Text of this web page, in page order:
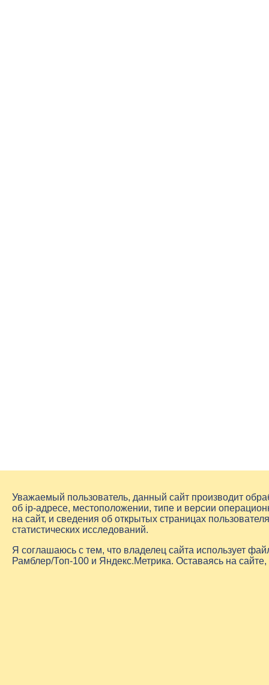
Уважаемый пользователь, данный сайт производит
об ip-адресе, местоположении, типе и версии
на сайт, и сведения об открытых страницах
статистических исследований.
Я соглашаюсь с тем, что владелец сайта использует
Рамблер/Топ-100 и Яндекс.Метрика. Оставаясь на